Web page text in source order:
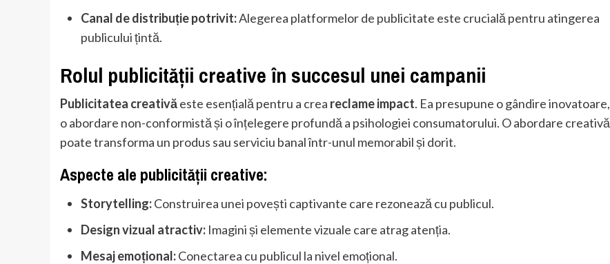
Canal de distribuție potrivit:Alegerea platformelor de publicitate este crucială pentru atingerea
publicului țintă.
Rolul publicității creative în succesul unei campanii
Publicitatea creativăeste esențială pentru a crea reclame impact. Ea presupune o gândire inovatoare,
o abordare non-conformistă și o înțelegere profundă a psihologiei consumatorului. O abordare creativă
poate transforma un produs sau serviciu banal într-unul memorabil și dorit.
Aspecte ale publicității creative:
Storytelling:Construirea unei povești captivante care rezonează cu publicul.
Design vizual atractiv: Imagini și elemente vizuale care atrag atenția.
Mesaj emoțional:Conectarea cu publicul la nivel emoțional.